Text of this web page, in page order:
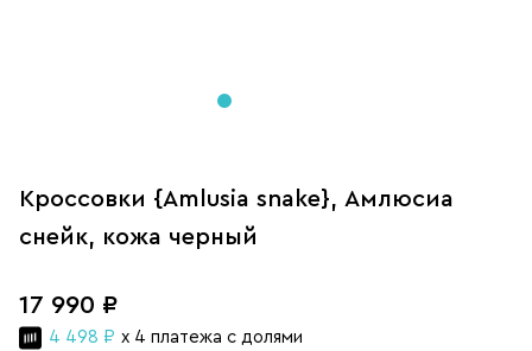
Кроссовки {Amlusia snake}, Амлюсиа
снейк, кожа черный
17 990 ₽
4 498 ₽ x 4 платежа с долями